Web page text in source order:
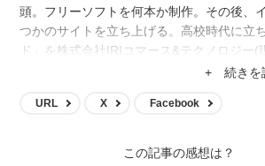
頭。フリーソフトを何本か制作。その後、
つかのサイトを立ち上げる。高校時代に立
ド」を株式会社IRIコマース&テクノロジー
ムやアニメ等のメディア運営、クロスワー
+ 続きを
URL X Facebook
この記事の感想は？